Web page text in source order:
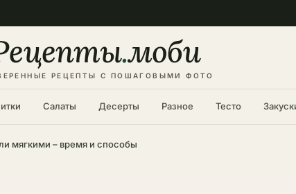
.моби
РЕЦЕПТЫ С ПОШАГОВЫМИ ФОТО
Салаты Десерты Разное Тесто
мягкими – время и способы